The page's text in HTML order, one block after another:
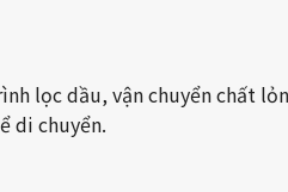
lọc dầu, vận chuyển chất
di chuyển.